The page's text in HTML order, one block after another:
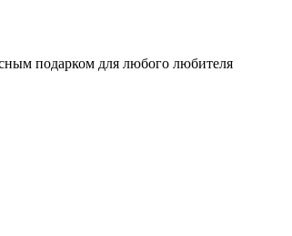
подарком для любого любителя